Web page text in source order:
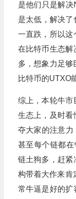
是他们只是解
是太低，解决
一直跌，所以这
在比特币生态解
多，想象力足
比特币的UTXO
综上，本轮牛市
生态上，及时
夺大家的注意力
甚至每个链都
链土狗多，赶紧
构带着大作来肯
常牛逼是好的扩